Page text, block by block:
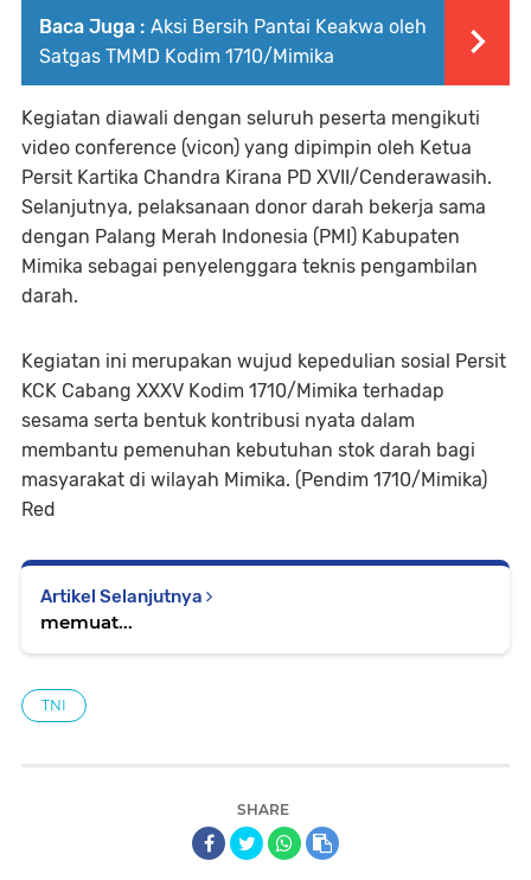
Baca Juga : Aksi Bersih Pantai Keakwa oleh
Satgas TMMD Kodim 1710/Mimika
Kegiatan diawali dengan seluruh peserta mengikuti
video conference (vicon) yang dipimpin oleh Ketua
Persit Kartika Chandra Kirana PD XVII/Cenderawasih.
Selanjutnya, pelaksanaan donor darah bekerja sama
dengan Palang Merah Indonesia (PMI) Kabupaten
Mimika sebagai penyelenggara teknis pengambilan
darah.
Kegiatan ini merupakan wujud kepedulian sosial Persit
KCK Cabang XXXV Kodim 1710/Mimika terhadap
sesama serta bentuk kontribusi nyata dalam
membantu pemenuhan kebutuhan stok darah bagi
masyarakat di wilayah Mimika. (Pendim 1710/Mimika)
Red
Artikel Selanjutnya
memuat...
TNI
SHARE